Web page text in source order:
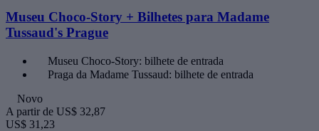
Museu Choco-Story + Bilhetes para Madame
Tussaud's Prague
Museu Choco-Story: bilhete de entrada
Praga da Madame Tussaud: bilhete de entrada
Novo
A partir de US$ 32,87
US$ 31,23